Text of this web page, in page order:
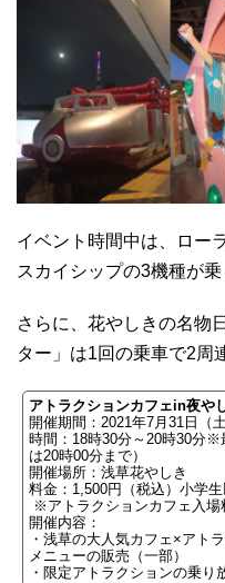
イベント時間中は、ロー
スカイシップの3機種が乗
さらに、花やしきの名物
ター」は1回の乗車で2周
アトラクションカフェin夜や
開催期間：2021年7月31日（
時間：18時30分～20時30分※
は20時00分まで）
開催場所：浅草花やしき
料金：1,500円（税込）小学
※アトラクションカフェ入場
開催内容：
・浅草の大人気カフェ×アト
メニューの販売（一部）
・限定アトラクションの乗り